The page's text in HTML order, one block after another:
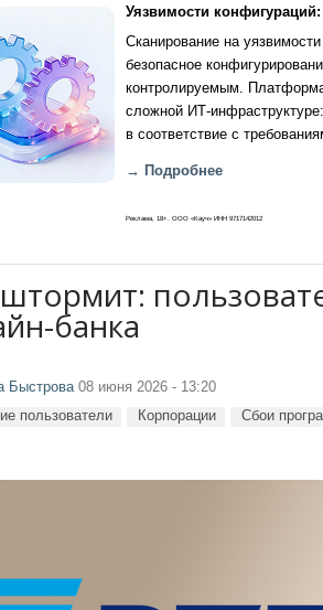
Уязвимости
Сканирование на
безопасное
контролируемым. Платформа
сложной ИТ-
в соответствие с
→ Подробнее
Реклама, 18+. ООО «Кауч» ИНН 9717142012
банка
Быстрова08 июня 2026 - 13:20
пользователи Корпорации Сбои